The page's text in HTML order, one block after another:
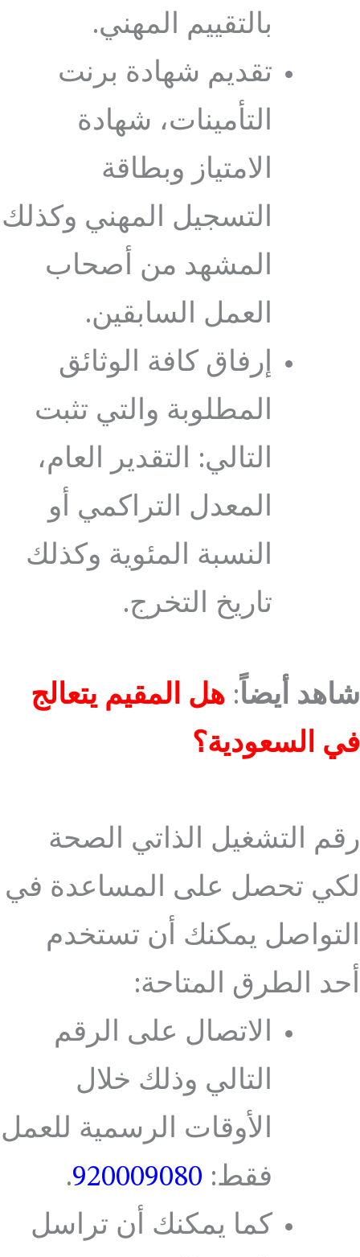
بالتقييم المهني.
تقديم شهادة برنت
التأمينات، شهادة
الامتياز وبطاقة
التسجيل المهني وكذلك
المشهد من أصحاب
العمل السابقين.
إرفاق كافة الوثائق
المطلوبة والتي تثبت
التالي: التقدير العام،
المعدل التراكمي أو
النسبة المئوية وكذلك
تاريخ التخرج.
شاهد أيضاً: هل المقيم يتعالج
في السعودية؟
رقم التشغيل الذاتي الصحة
لكي تحصل على المساعدة في
التواصل يمكنك أن تستخدم
أحد الطرق المتاحة:
الاتصال على الرقم
التالي وذلك خلال
الأوقات الرسمية للعمل
فقط: 920009080
.
كما يمكنك أن تراسل